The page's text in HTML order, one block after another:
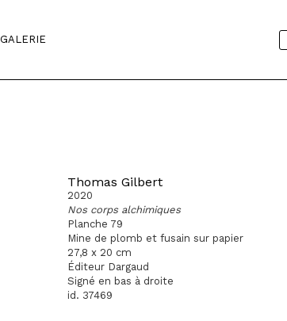
GALERIE
Thomas Gilbert
2020
Nos corps alchimiques
Planche 79
Mine de plomb et fusain sur papier
27,8 x 20 cm
Éditeur Dargaud
Signé en bas à droite
id. 37469